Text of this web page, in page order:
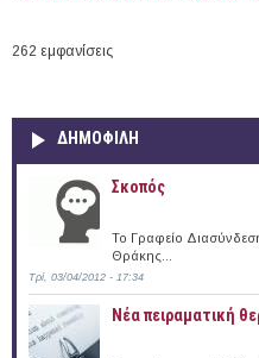
262 εμφανίσεις
ΔΗΜΟΦΙΛΗ
Σκοπός
Το Γραφείο
Θράκης...
Τρί, 03/04/2012 - 17:34
Νέα πειραματική